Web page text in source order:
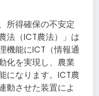
所得確保の不安定
法（ICT農法）」は
機能にICT（情報通
化を実現し、農業
になります。ICT農
動させた装置によ